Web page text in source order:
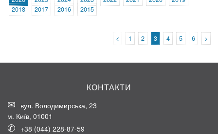
2018
2017 2016 2015
< 1 2 3 4 5 6 >
КОНТАКТИ
вул. Володимирська, 23
м. Київ, 01001
+38 (044) 228-87-59